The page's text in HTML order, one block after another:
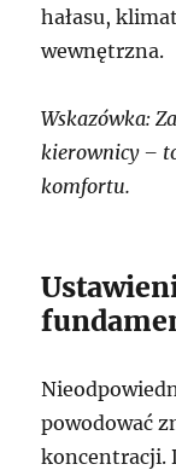
hałasu,
wewnętrzna.
Wskazówka:
kierownicy –
komfortu.
powodować
koncentracji.